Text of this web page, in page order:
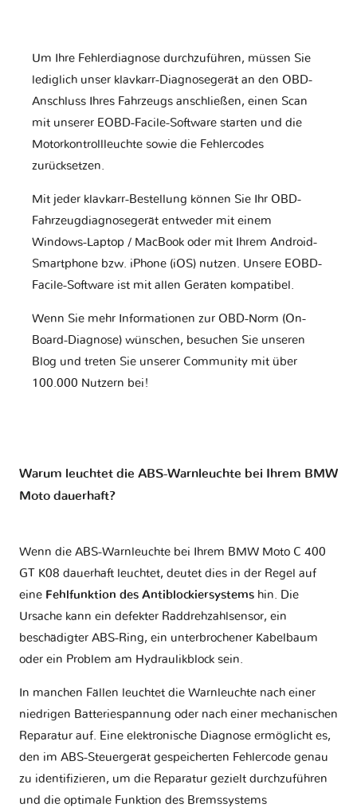
Um Ihre Fehlerdiagnose durchzuführen, müssen Sie
lediglich unser klavkarr-Diagnosegerät an den OBD-
Anschluss Ihres Fahrzeugs anschließen, einen Scan
mit unserer EOBD-Facile-Software starten und die
Motorkontrollleuchte sowie die Fehlercodes
zurücksetzen.
Mit jeder klavkarr-Bestellung können Sie Ihr OBD-
Fahrzeugdiagnosegerät entweder mit einem
Windows-Laptop / MacBook oder mit Ihrem Android-
Smartphone bzw. iPhone (iOS) nutzen. Unsere EOBD-
Facile-Software ist mit allen Geräten kompatibel.
Wenn Sie mehr Informationen zur OBD-Norm (On-
Board-Diagnose) wünschen, besuchen Sie unseren
Blog und treten Sie unserer Community mit über
100.000 Nutzern bei!
Warum leuchtet die ABS-Warnleuchte bei Ihrem BMW
Moto dauerhaft?
Wenn die ABS-Warnleuchte bei Ihrem BMW Moto C 400
GT K08 dauerhaft leuchtet, deutet dies in der Regel auf
eine Fehlfunktion des Antiblockiersystems hin. Die
Ursache kann ein defekter Raddrehzahlsensor, ein
beschädigter ABS-Ring, ein unterbrochener Kabelbaum
oder ein Problem am Hydraulikblock sein.
In manchen Fällen leuchtet die Warnleuchte nach einer
niedrigen Batteriespannung oder nach einer mechanischen
Reparatur auf. Eine elektronische Diagnose ermöglicht es,
den im ABS-Steuergerät gespeicherten Fehlercode genau
zu identifizieren, um die Reparatur gezielt durchzuführen
und die optimale Funktion des Bremssystems